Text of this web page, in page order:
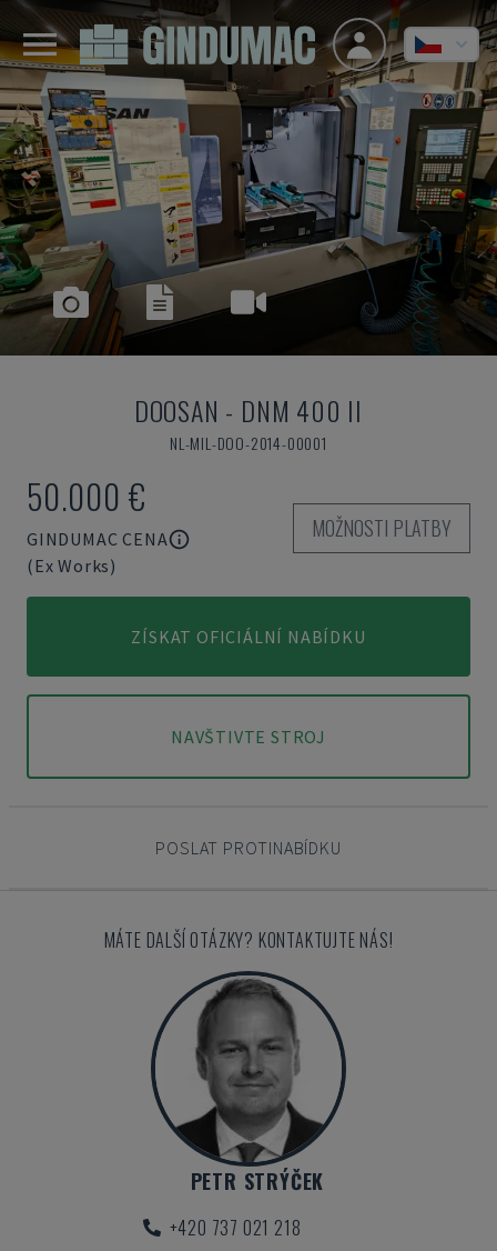
DOOSAN - DNM 400 II
NL-MIL-DOO-2014-00001
50.000 €
GINDUMAC CENA
(Ex Works)
MOŽNOSTI PLATBY
ZÍSKAT OFICIÁLNÍ NABÍDKU
NAVŠTIVTE STROJ
POSLAT PROTINABÍDKU
MÁTE DALŠÍ OTÁZKY? KONTAKTUJTE NÁS!
PETR STRÝČEK
+420 737 021 218